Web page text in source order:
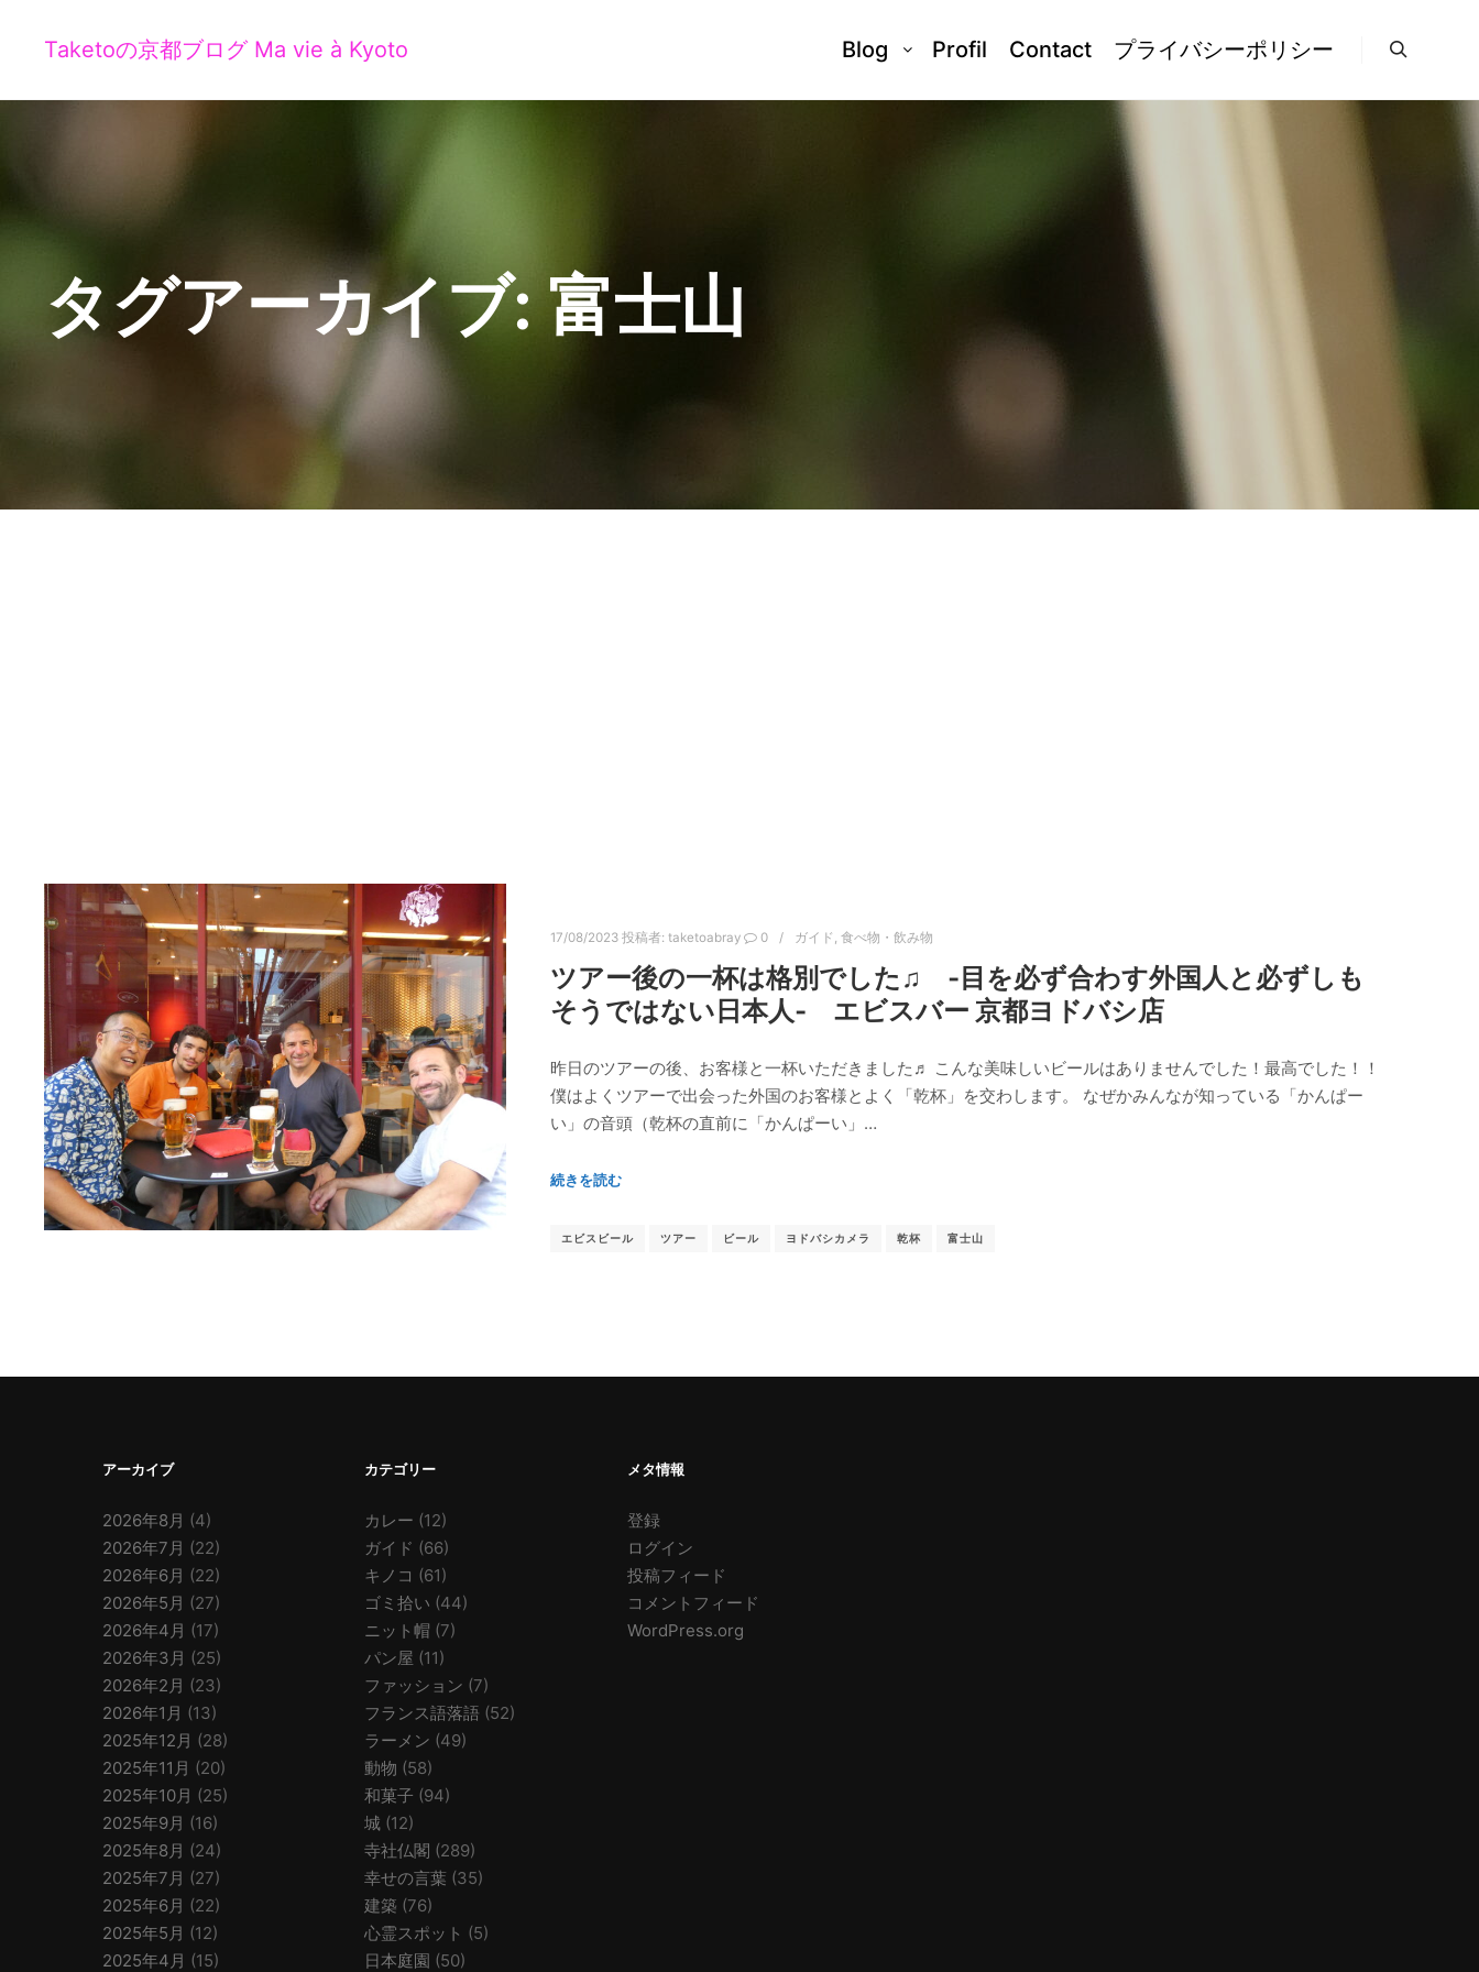
Taketoの京都ブログ Ma vie à Kyoto Blog Profil Contact プライバシーポリシー
タグアーカイブ:富士山
17/08/2023 投稿者: taketoabray 0 ガイド , 食べ物・飲み物
ツアー後の一杯は格別でした♫ ‐目を必ず合わす外国人と必ずしも
そうではない日本人‐ エビスバー 京都ヨドバシ店
昨日のツアーの後、お客様と一杯いただきました♬ こんな美味しいビールはありませんでした！最高でした！！
僕はよくツアーで出会った外国のお客様とよく「乾杯」を交わします。 なぜかみんなが知っている「かんぱー
い」の音頭（乾杯の直前に「かんぱーい」…
続きを読む
エビスビール ツアー ビール ヨドバシカメラ 乾杯 富士山
アーカイブ
2026年8月 (4)
2026年7月 (22)
2026年6月 (22)
2026年5月 (27)
2026年4月 (17)
2026年3月 (25)
2026年2月 (23)
2026年1月 (13)
2025年12月 (28)
2025年11月 (20)
2025年10月 (25)
2025年9月 (16)
2025年8月 (24)
2025年7月 (27)
2025年6月 (22)
2025年5月 (12)
2025年4月 (15)
カテゴリー
カレー (12)
ガイド (66)
キノコ (61)
ゴミ拾い (44)
ニット帽 (7)
パン屋 (11)
ファッション (7)
フランス語落語 (52)
ラーメン (49)
動物 (58)
和菓子 (94)
城 (12)
寺社仏閣 (289)
幸せの言葉 (35)
建築 (76)
心霊スポット (5)
日本庭園 (50)
メタ情報
登録
ログイン
投稿フィード
コメントフィード
WordPress.org